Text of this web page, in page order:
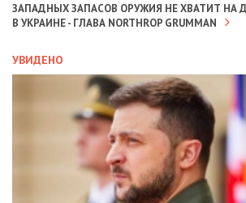
ЗАПАДНЫХ ЗАПАСОВ ОРУЖИЯ НЕ ХВАТИТ НА
В УКРАИНЕ - ГЛАВА NORTHROP GRUMMAN
УВИДЕНО